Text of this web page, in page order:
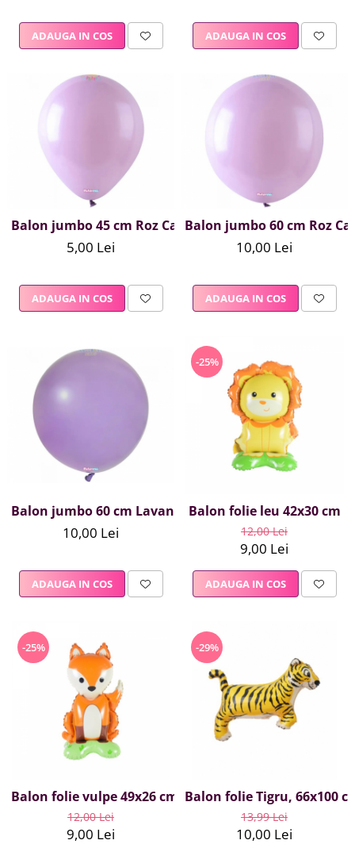
ADAUGA IN COS ADAUGA IN COS
Balon jumbo 45 cm Roz Canyon
5,00 Lei
ADAUGA IN COS
Balon jumbo 60 cm Roz
10,00 Lei
ADAUGA IN COS
Balon jumbo 60 cm Lavanda
10,00 Lei
ADAUGA IN COS
-25%
Balon folie leu 42x30 cm
12,00 Lei
9,00 Lei
ADAUGA IN COS
-25%
Balon folie vulpe 49x26 cm
12,00 Lei
9,00 Lei
-29%
Balon folie Tigru, 66x100
13,99 Lei
10,00 Lei